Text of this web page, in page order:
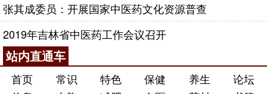
张其成委员：开展国家中医药文化资源普查
2019年吉林省中医药工作会议召开
站内直通车
首页 常识 特色 保健 养生
论坛